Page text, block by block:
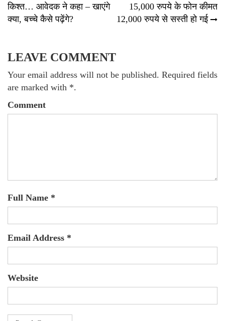
किश्त… आवेदक ने कहा – खाएंगे
क्या, बच्चे कैसे पढ़ेंगे?
15,000 रुपये के फोन कीमत
12,000 रुपये से सस्ती हो गई
LEAVE COMMENT
Your email address will not be published. Required fields
are marked with *.
Comment
Full Name *
Email Address *
Website